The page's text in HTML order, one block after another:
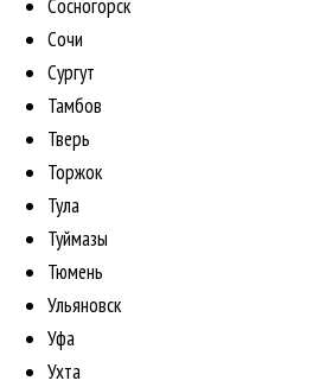
Сосногорск
Сочи
Сургут
Тамбов
Тверь
Торжок
Тула
Туймазы
Тюмень
Ульяновск
Уфа
Ухта